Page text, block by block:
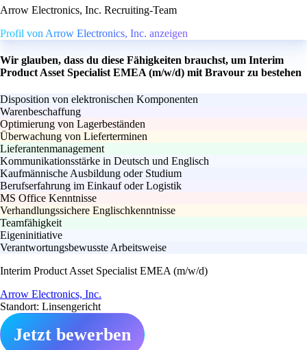
Arrow Electronics, Inc. Recruiting-Team
Profil von Arrow Electronics, Inc. anzeigen
Wir glauben, dass du diese Fähigkeiten brauchst, um Interim
Product Asset Specialist EMEA (m/w/d) mit Bravour zu bestehen
Disposition von elektronischen Komponenten
Warenbeschaffung
Optimierung von Lagerbeständen
Überwachung von Lieferterminen
Lieferantenmanagement
Kommunikationsstärke in Deutsch und Englisch
Kaufmännische Ausbildung oder Studium
Berufserfahrung im Einkauf oder Logistik
MS Office Kenntnisse
Verhandlungssichere Englischkenntnisse
Teamfähigkeit
Eigeninitiative
Verantwortungsbewusste Arbeitsweise
Interim Product Asset Specialist EMEA (m/w/d)
Arrow Electronics, Inc.
Standort: Linsengericht
Jetzt bewerben